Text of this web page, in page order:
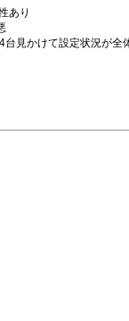
あり
台見かけて設定状況が